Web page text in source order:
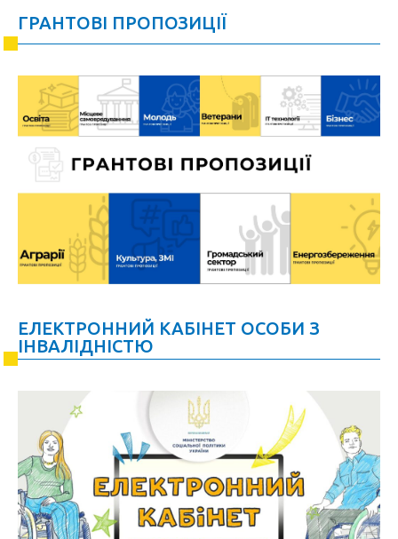
ГРАНТОВІ ПРОПОЗИЦІЇ
ЕЛЕКТРОННИЙ КАБІНЕТ ОСОБИ З
ІНВАЛІДНІСТЮ